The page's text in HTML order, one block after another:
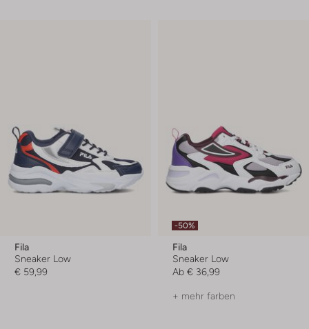
Fila
Sneaker Low
€ 59,99
-50%
Fila
Sneaker Low
Ab € 36,99
+ mehr farben